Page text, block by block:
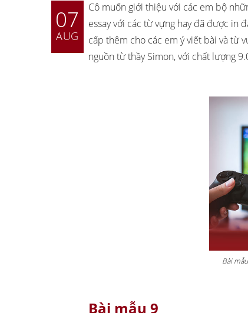
07
AUG
Cô muốn giới thiệu với các em bộ
essay với các từ vựng hay đã được in
cấp thêm cho các em ý viết bài và từ
nguồn từ thầy Simon, với chất lượng
Bài
Bài mẫu 9